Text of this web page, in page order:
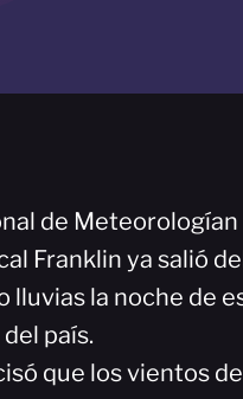
de Meteorologían
Franklin ya salió
lluvias la noche de
país.
que los vientos